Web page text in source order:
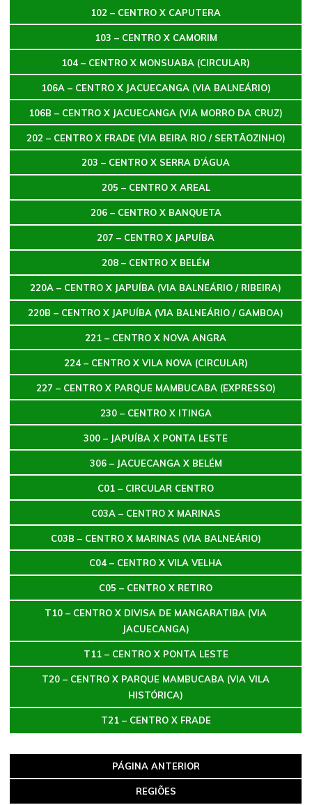
102 – CENTRO X CAPUTERA
103 – CENTRO X CAMORIM
104 – CENTRO X MONSUABA (CIRCULAR)
106A – CENTRO X JACUECANGA (VIA BALNEÁRIO)
106B – CENTRO X JACUECANGA (VIA MORRO DA CRUZ)
202 – CENTRO X FRADE (VIA BEIRA RIO / SERTÃOZINHO)
203 – CENTRO X SERRA D’ÁGUA
205 – CENTRO X AREAL
206 – CENTRO X BANQUETA
207 – CENTRO X JAPUÍBA
208 – CENTRO X BELÉM
220A – CENTRO X JAPUÍBA (VIA BALNEÁRIO / RIBEIRA)
220B – CENTRO X JAPUÍBA (VIA BALNEÁRIO / GAMBOA)
221 – CENTRO X NOVA ANGRA
224 – CENTRO X VILA NOVA (CIRCULAR)
227 – CENTRO X PARQUE MAMBUCABA (EXPRESSO)
230 – CENTRO X ITINGA
300 – JAPUÍBA X PONTA LESTE
306 – JACUECANGA X BELÉM
C01 – CIRCULAR CENTRO
C03A – CENTRO X MARINAS
C03B – CENTRO X MARINAS (VIA BALNEÁRIO)
C04 – CENTRO X VILA VELHA
C05 – CENTRO X RETIRO
T10 – CENTRO X DIVISA DE MANGARATIBA (VIA
JACUECANGA)
T11 – CENTRO X PONTA LESTE
T20 – CENTRO X PARQUE MAMBUCABA (VIA VILA
HISTÓRICA)
T21 – CENTRO X FRADE
PÁGINA ANTERIOR
REGIÕES